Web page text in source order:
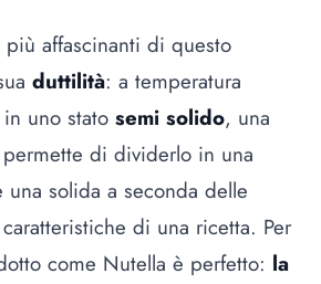
affascinanti di questo
duttilità: a temperatura
uno stato semi solido, una
di dividerlo in una
solida a seconda delle
di una ricetta. Per
come Nutella è perfetto: la